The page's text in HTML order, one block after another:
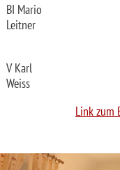
BI Mario
Leitner
V Karl
Weiss
Link zum